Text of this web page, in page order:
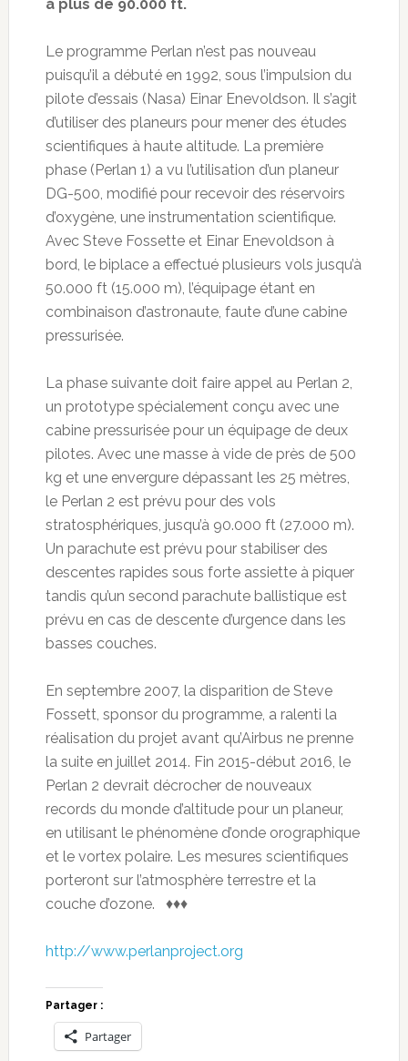
à plus de 90.000 ft.
Le programme Perlan n’est pas nouveau
puisqu’il a débuté en 1992, sous l’impulsion du
pilote d’essais (Nasa) Einar Enevoldson. Il s’agit
d’utiliser des planeurs pour mener des études
scientifiques à haute altitude. La première
phase (Perlan 1) a vu l’utilisation d’un planeur
DG-500, modifié pour recevoir des réservoirs
d’oxygène, une instrumentation scientifique.
Avec Steve Fossette et Einar Enevoldson à
bord, le biplace a effectué plusieurs vols jusqu’à
50.000 ft (15.000 m), l’équipage étant en
combinaison d’astronaute, faute d’une cabine
pressurisée.
La phase suivante doit faire appel au Perlan 2,
un prototype spécialement conçu avec une
cabine pressurisée pour un équipage de deux
pilotes. Avec une masse à vide de près de 500
kg et une envergure dépassant les 25 mètres,
le Perlan 2 est prévu pour des vols
stratosphériques, jusqu’à 90.000 ft (27.000 m).
Un parachute est prévu pour stabiliser des
descentes rapides sous forte assiette à piquer
tandis qu’un second parachute ballistique est
prévu en cas de descente d’urgence dans les
basses couches.
En septembre 2007, la disparition de Steve
Fossett, sponsor du programme, a ralenti la
réalisation du projet avant qu’Airbus ne prenne
la suite en juillet 2014. Fin 2015-début 2016, le
Perlan 2 devrait décrocher de nouveaux
records du monde d’altitude pour un planeur,
en utilisant le phénomène d’onde orographique
et le vortex polaire. Les mesures scientifiques
porteront sur l’atmosphère terrestre et la
couche d’ozone. ♦♦♦
http://www.perlanproject.org
Partager :
Partager